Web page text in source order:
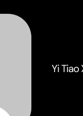
Yi Tiao